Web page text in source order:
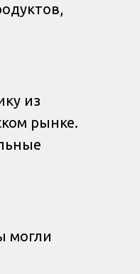
из
рынке.
могли